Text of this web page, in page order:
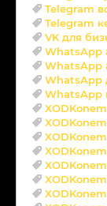
Telegram
Telegram
VK для
WhatsApp
WhatsApp
WhatsApp
WhatsApp
XODKonem